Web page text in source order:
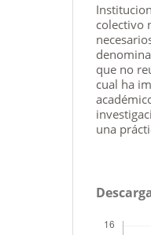
colectivo
que no
cual ha
una